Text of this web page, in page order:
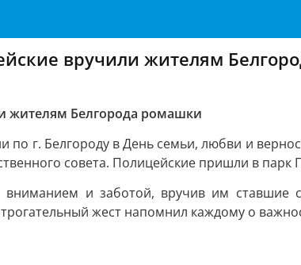
вручили жителям
жителям Белгорода ромашки
г. Белгороду в День семьи, любви и
совета. Полицейские пришли в
и заботой, вручив им ставшие
жест напомнил каждому о